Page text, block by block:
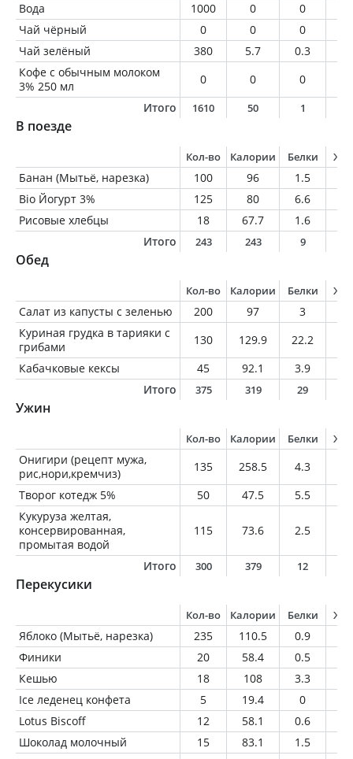
Вода
1000 0 0
Чай чёрный
0 0 0
Чай зелёный
380 5.7 0.3
Кофе с обычным молоком
3% 250 мл
0 0 0
Итого
1610 50 1
В поезде
Кол-во Калории Белки
Банан (Мытьё, нарезка) 100 96 1.5
Bio Йогурт 3%
125 80 6.6
Рисовые хлебцы
18 67.7 1.6
Итого
243 243 9
Обед
Кол-во Калории Белки
Салат из капусты с зеленью 200 97 3
Куриная грудка в тарияки с
грибами
130 129.9 22.2
Кабачковые кексы
45 92.1 3.9
Итого
375 319 29
Ужин
Кол-во Калории Белки
Онигири (рецепт мужа,
рис,нори,кремчиз)
135 258.5 4.3
Творог котедж 5%
50 47.5 5.5
Кукуруза желтая,
консервированная,
промытая водой
115 73.6 2.5
Итого 300 379 12
Перекусики
Кол-во Калории Белки
Яблоко (Мытьё, нарезка) 235 110.5 0.9
Финики
20 58.4 0.5
Кешью
18 108 3.3
Ice леденец конфета
5 19.4 0
Lotus Biscoff
12 58.1 0.6
Шоколад молочный
15 83.1 1.5